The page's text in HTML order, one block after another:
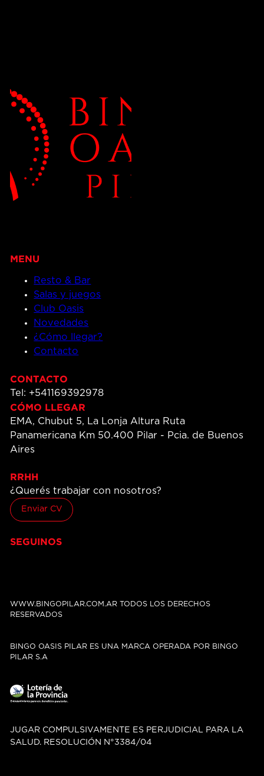
Resto & Bar
Salas y juegos
Club Oasis
Novedades
¿Cómo llegar?
Contacto
CONTACTO
Tel: +541169392978
CÓMO LLEGAR
EMA, Chubut 5, La Lonja Altura Ruta
Panamericana Km 50.400 Pilar - Pcia. de Buenos
Aires
RRHH
¿Querés trabajar con nosotros?
Enviar CV
SEGUINOS
WWW.BINGOPILAR.COM.AR TODOS LOS DERECHOS
RESERVADOS
BINGO OASIS PILAR ES UNA MARCA OPERADA POR BINGO
PILAR S.A
JUGAR COMPULSIVAMENTE ES PERJUDICIAL PARA LA
SALUD. RESOLUCIÓN N°3384/04